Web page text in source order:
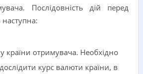
Послідовність дій перед
країни отримувача. Необхідно
курс валюти країни, в